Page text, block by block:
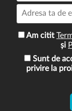
Am citit
și
Sunt de
privire la